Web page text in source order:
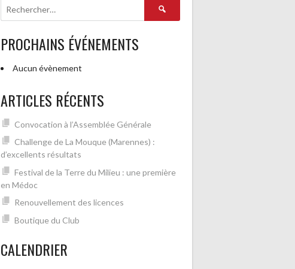
Rechercher :
PROCHAINS ÉVÉNEMENTS
Aucun évènement
ARTICLES RÉCENTS
Convocation à l’Assemblée Générale
Challenge de La Mouque (Marennes) :
d’excellents résultats
Festival de la Terre du Milieu : une première
en Médoc
Renouvellement des licences
Boutique du Club
CALENDRIER